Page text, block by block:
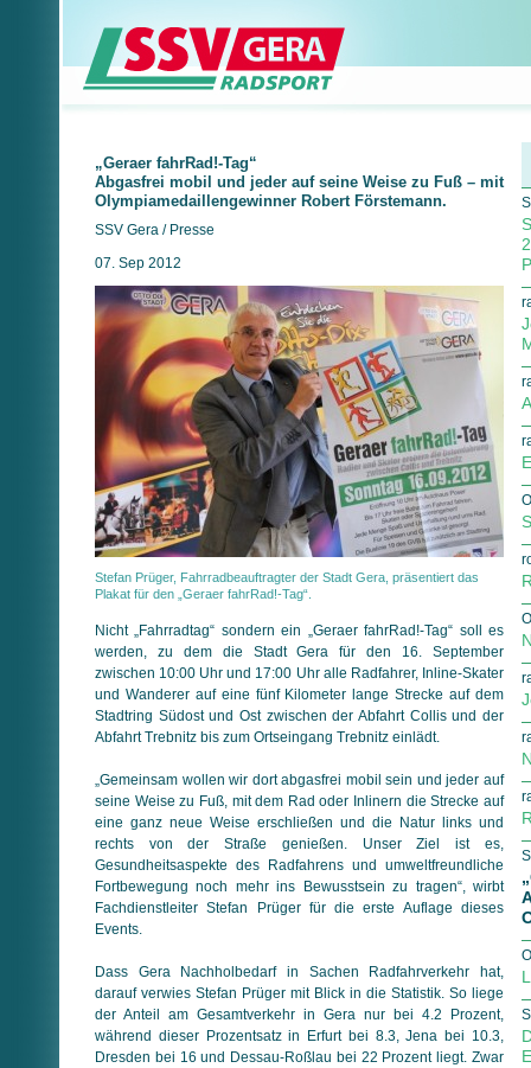
„Geraer fahrRad!-Tag“
Abgasfrei mobil und jeder auf seine Weise zu Fuß – mit
Olympiamedaillengewinner Robert Förstemann.
SSV Gera / Presse
07. Sep 2012
Stefan Prüger, Fahrradbeauftragter der Stadt Gera, präsentiert das
Plakat für den „Geraer fahrRad!-Tag“.
Nicht „Fahrradtag“ sondern ein „Geraer fahrRad!-Tag“ soll es
werden, zu dem die Stadt Gera für den 16. September
zwischen 10:00 Uhr und 17:00 Uhr alle Radfahrer, Inline-Skater
und Wanderer auf eine fünf Kilometer lange Strecke auf dem
Stadtring Südost und Ost zwischen der Abfahrt Collis und der
Abfahrt Trebnitz bis zum Ortseingang Trebnitz einlädt.
„Gemeinsam wollen wir dort abgasfrei mobil sein und jeder auf
seine Weise zu Fuß, mit dem Rad oder Inlinern die Strecke auf
eine ganz neue Weise erschließen und die Natur links und
rechts von der Straße genießen. Unser Ziel ist es,
Gesundheitsaspekte des Radfahrens und umweltfreundliche
Fortbewegung noch mehr ins Bewusstsein zu tragen“, wirbt
Fachdienstleiter Stefan Prüger für die erste Auflage dieses
Events.
Dass Gera Nachholbedarf in Sachen Radfahrverkehr hat,
darauf verwies Stefan Prüger mit Blick in die Statistik. So liege
der Anteil am Gesamtverkehr in Gera nur bei 4.2 Prozent,
während dieser Prozentsatz in Erfurt bei 8.3, Jena bei 10.3,
Dresden bei 16 und Dessau-Roßlau bei 22 Prozent liegt. Zwar